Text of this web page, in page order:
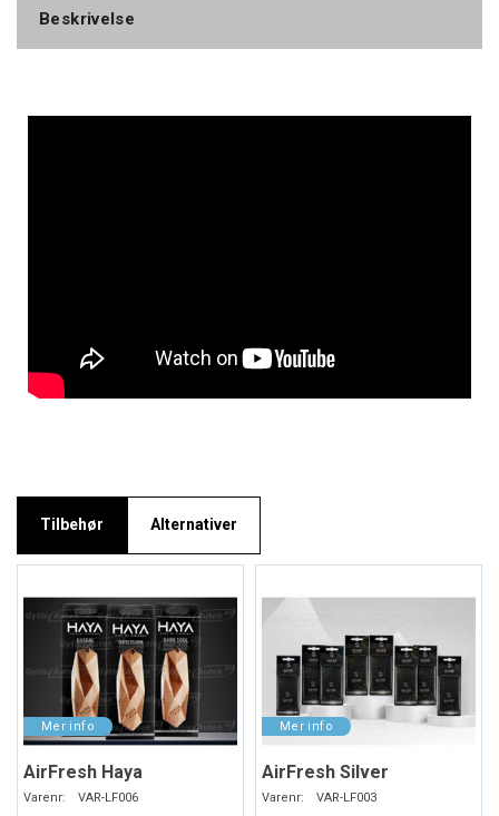
Beskrivelse
Tilbehør Alternativer
AirFresh Haya
Varenr: VAR-LF006
AirFresh Silver
Varenr: VAR-LF003